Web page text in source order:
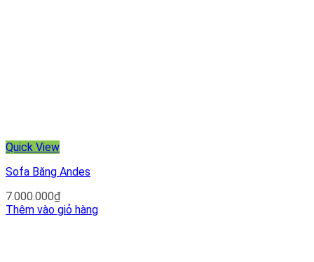
Quick View
Sofa Băng Andes
7.000.000₫
Thêm vào giỏ hàng